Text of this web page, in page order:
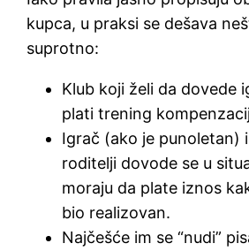
kupca, u praksi se dešava
suprotno:
Klub koji želi da dovede
plati trening
Igrač (ako je punoletan)
roditelji dovode se u
moraju da plate iznos
bio realizovan.
Najčešće im se “nudi”